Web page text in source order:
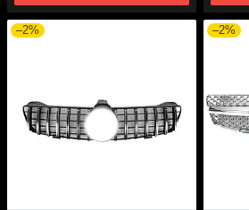
–2% –2%